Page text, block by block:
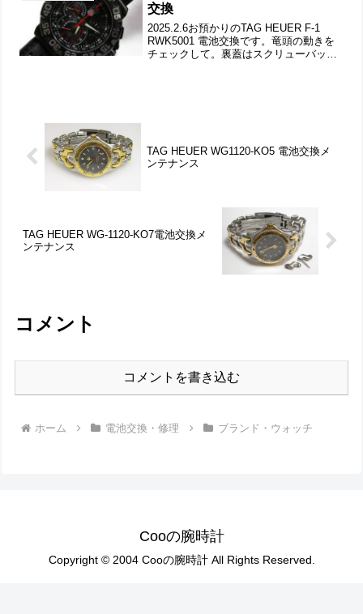
交換
2025.2.6お預かりのTAG HEUER F-1
RWK5001 電池交換です。竜頭の動きを
チェックして。裏蓋はスクリューバック
TAG HEUER WG1120-KO5 電池交換メ
ンテナンス
TAG HEUER WG-1120-KO7電池交換メ
ンテナンス
コメント
コメントを書き込む
ホーム 電池交換・修理 ブランド・ウォッチ
Cooの腕時計
Copyright © 2004 Cooの腕時計 All Rights Reserved.